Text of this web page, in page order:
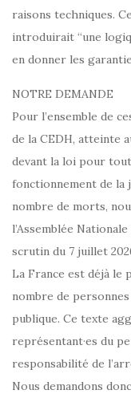
raisons techniques.
introduirait “une
en donner les
NOTRE DEMANDE
Pour l’ensemble de
de la CEDH, atteinte
devant la loi pour
fonctionnement de la
nombre de morts,
l’Assemblée
scrutin du 7 juillet
La France est déjà le
nombre de
publique. Ce texte
représentant·es du
responsabilité de
Nous demandons